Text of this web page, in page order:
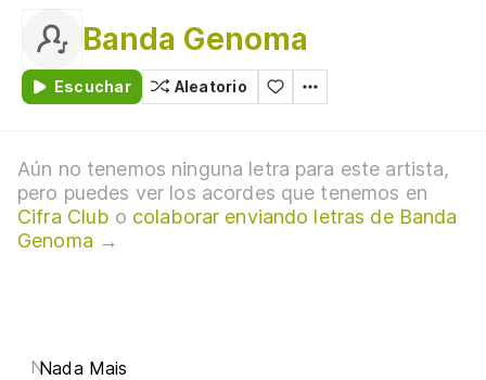
Banda Genoma
Escuchar Aleatorio
Aún no tenemos ninguna letra para este artista,
pero puedes ver los acordes que tenemos en
Cifra Club o colaborar enviando letras de Banda
Genoma →
NNada Mais